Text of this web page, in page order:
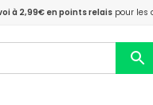
à 2,99€ en points relais pour les